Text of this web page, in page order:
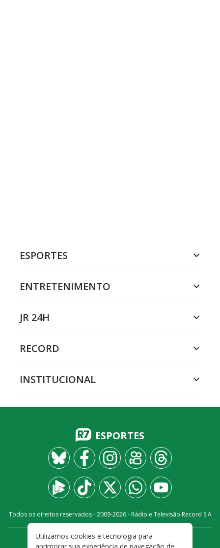
ESPORTES
ENTRETENIMENTO
JR 24H
RECORD
INSTITUCIONAL
ESPORTES
Todos os direitos reservados - 2009-2026- Rádio e Televisão Record S.A
FALE CONOSCO PRIVACIDADE
Utilizamos cookies e tecnologia para